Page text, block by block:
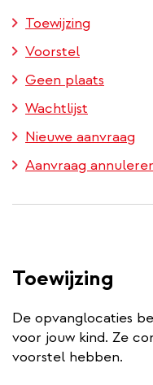
Toewijzing
Voorstel
Geen plaats
Wachtlijst
Nieuwe aanvraag
Aanvraag
Toewijzing
De opvanglocaties
voor jouw kind. Ze
voorstel hebben.